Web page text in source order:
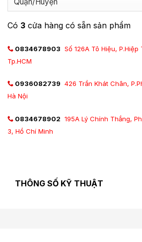
Có 3 cửa hàng có sẵn sản phẩm
0834678903 Số 126A Tô Hiệu, P.Hiệp
Tp.HCM
0936082739 426 Trần Khát Chân,
Hà Nội
0834678902 195A Lý Chính Thắng,
3, Hồ Chí Minh
THÔNG SỐ KỸ THUẬT